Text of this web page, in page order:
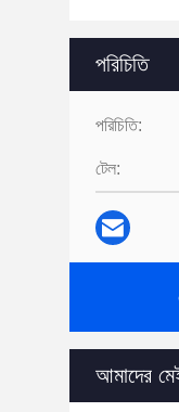
পরিচিতি
পরিচিতি:
টেল:
আমাদের